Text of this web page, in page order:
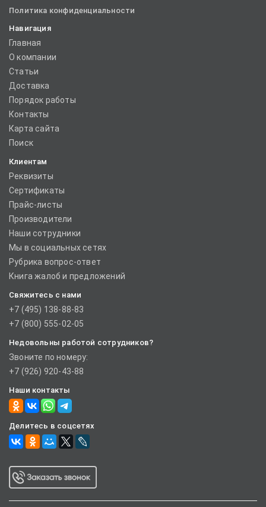
Политика конфиденциальности
Навигация
Главная
О компании
Статьи
Доставка
Порядок работы
Контакты
Карта сайта
Поиск
Клиентам
Реквизиты
Сертификаты
Прайс-листы
Производители
Наши сотрудники
Мы в социальных сетях
Рубрика вопрос-ответ
Книга жалоб и предложений
Свяжитесь с нами
+7 (495) 138-88-83
+7 (800) 555-02-05
Недовольны работой сотрудников?
Звоните по номеру:
+7 (926) 920-43-88
Наши контакты
Делитесь в соцсетях